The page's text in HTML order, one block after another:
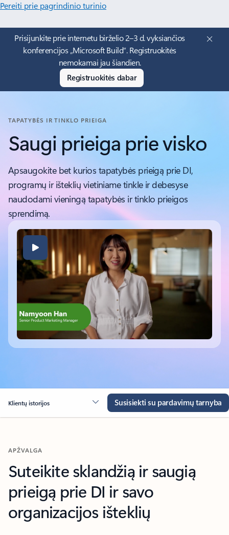
Pereiti prie pagrindinio turinio
Prisijunkite prie internetu birželio 2–3 d. vyksiančios
konferencijos „Microsoft Build“. Registruokitės
nemokamai jau šiandien.
Registruokitės dabar
TAPATYBĖS IR TINKLO PRIEIGA
Saugi prieiga prie visko
Apsaugokite bet kurios tapatybės prieigą prie DI,
programų ir išteklių vietiniame tinkle ir debesyse
naudodami vieningą tapatybės ir tinklo prieigos
sprendimą.
Klientų istorijos Susisiekti su pardavimų tarnyba
APŽVALGA
Suteikite sklandžią ir saugią
prieigą prie DI ir savo
organizacijos išteklių